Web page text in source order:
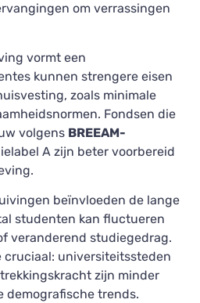
om verrassingen
vormt een
kunnen strengere eisen
zoals minimale
Fondsen die
volgens BREEAM-
A zijn beter voorbereid
beïnvloeden de lange
studenten kan fluctueren
veranderend studiegedrag.
cruciaal: universiteitssteden
zijn minder
demografische trends.